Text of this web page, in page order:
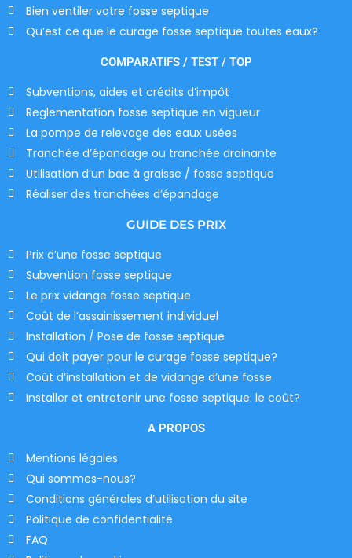
Bien ventiler votre fosse septique
Qu’est ce que le curage fosse septique toutes eaux?
COMPARATIFS / TEST / TOP
Subventions, aides et crédits d’impôt
Reglementation fosse septique en vigueur
La pompe de relevage des eaux usées
Tranchée d’épandage ou tranchée drainante
Utilisation d’un bac à graisse / fosse septique
Réaliser des tranchées d’épandage
GUIDE DES PRIX
Prix d’une fosse septique
Subvention fosse septique
Le prix vidange fosse septique
Coût de l’assainissement individuel
Installation / Pose de fosse septique
Qui doit payer pour le curage fosse septique?
Coût d’installation et de vidange d’une fosse
Installer et entretenir une fosse septique: le coût?
A PROPOS
Mentions légales
Qui sommes-nous?
Conditions générales d’utilisation du site
Politique de confidentialité
FAQ